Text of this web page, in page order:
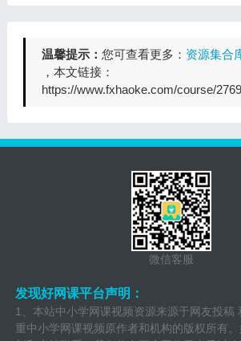
温馨提示： 您可查看更多： 资源集合
，本文链接：
https://www.fxhaoke.com/course/
微信客服
发现好网课平台声明：
1、本站中小学网课视频资源来源于网友投稿
重中小学网课视频原作者和机构的版权所有